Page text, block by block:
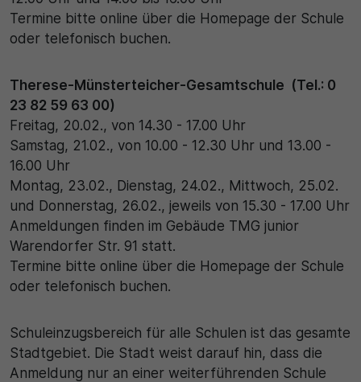
Termine bitte online über die Homepage der Schule
oder telefonisch buchen.
Therese-Münsterteicher-Gesamtschule (Tel.: 0
23 82 59 63 00)
Freitag, 20.02., von 14.30 - 17.00 Uhr
Samstag, 21.02., von 10.00 - 12.30 Uhr und 13.00 -
16.00 Uhr
Montag, 23.02., Dienstag, 24.02., Mittwoch, 25.02.
und Donnerstag, 26.02., jeweils von 15.30 - 17.00 Uhr
Anmeldungen finden im Gebäude TMG junior
Warendorfer Str. 91 statt.
Termine bitte online über die Homepage der Schule
oder telefonisch buchen.
Schuleinzugsbereich für alle Schulen ist das gesamte
Stadtgebiet. Die Stadt weist darauf hin, dass die
Anmeldung nur an einer weiterführenden Schule